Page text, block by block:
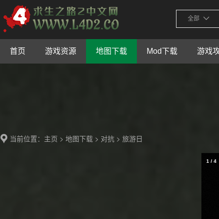
全部
首页 游戏资源 地图下载 Mod下载 游戏
当前位置： 主页 > 地图下载 > 对抗 > 旅游日
1 / 4